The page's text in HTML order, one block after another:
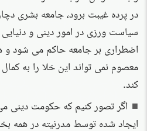
در پرده غیبت برود، جامعه بشری
سیاست ورزی در امور دینی و
اضطراری بر جامعه حاکم می شود و
معصوم نمی تواند این خلا را به
کند.
اگر تصور کنیم که حکومت دینی
ایجاد شده توسط مدرنیته در همه